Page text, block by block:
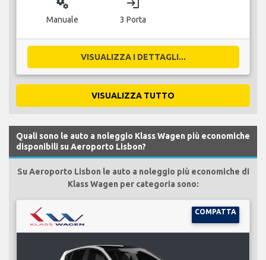
miscellaneous_services
Manuale
login
3 Porta
VISUALIZZA I DETTAGLI...
VISUALIZZA TUTTO
Quali sono le auto a noleggio Klass Wagen più economiche
disponibili su Aeroporto Lisbon?
Su Aeroporto Lisbon le auto a noleggio più economiche di
Klass Wagen per categoria sono:
COMPATTA